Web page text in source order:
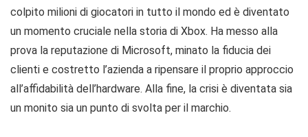
colpito milioni di giocatori in tutto il mondo ed è diventato
un momento cruciale nella storia di Xbox. Ha messo alla
prova la reputazione di Microsoft, minato la fiducia dei
clienti e costretto l’azienda a ripensare il proprio approccio
all’affidabilità dell’hardware. Alla fine, la crisi è diventata sia
un monito sia un punto di svolta per il marchio.